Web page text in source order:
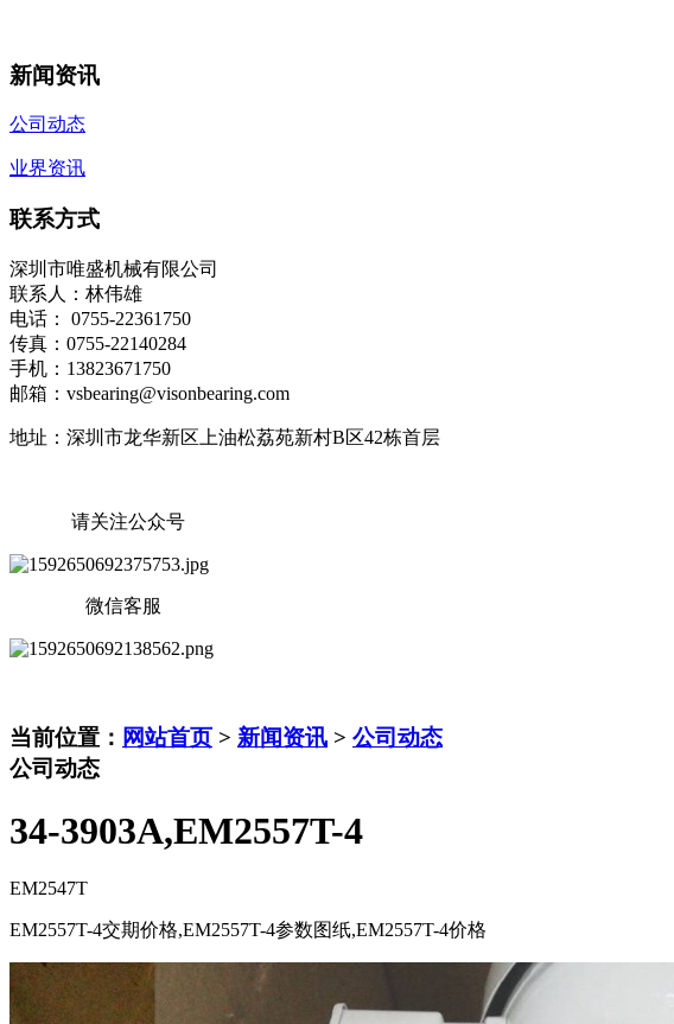
新闻资讯
公司动态
业界资讯
联系方式
深圳市唯盛机械有限公司
联系人：林伟雄
电话： 0755-22361750
传真：0755-22140284
手机：13823671750
邮箱：vsbearing@visonbearing.com
地址：深圳市龙华新区上油松荔苑新村B区42栋首层
请关注公众号
微信客服
当前位置： 网站首页 > 新闻资讯 > 公司动态
公司动态
34-3903A,EM2557T-4
EM2547T
EM2557T-4交期价格,EM2557T-4参数图纸,EM2557T-4价格